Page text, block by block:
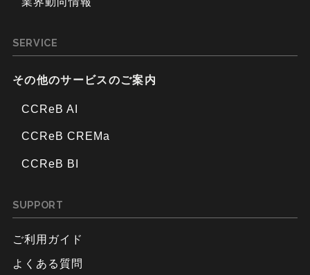
SERVICE
その他のサービスのご案内
CCReB AI
CCReB CREMa
CCReB BI
SUPPORT
ご利用ガイド
よくある質問